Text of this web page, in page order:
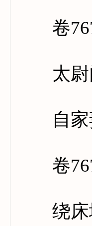
卷
太尉门
自家妻
卷
绕床堪